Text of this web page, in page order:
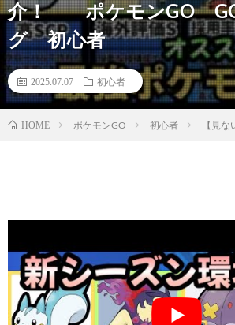
介！ ポケモンGO
グ 初心者
2025.07.07 初心者
HOME ポケモンGO 初心者 【見